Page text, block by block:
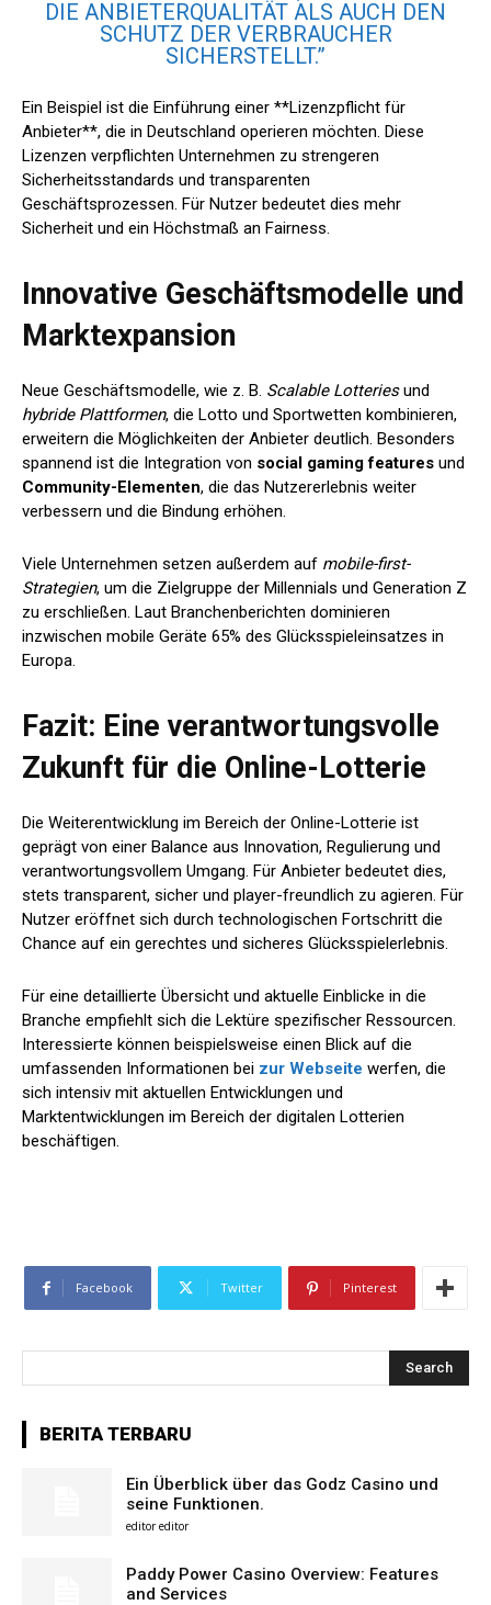
DIE ANBIETERQUALITÄT ALS AUCH DEN
SCHUTZ DER VERBRAUCHER
SICHERSTELLT.”
Ein Beispiel ist die Einführung einer **Lizenzpflicht für
Anbieter**, die in Deutschland operieren möchten. Diese
Lizenzen verpflichten Unternehmen zu strengeren
Sicherheitsstandards und transparenten
Geschäftsprozessen. Für Nutzer bedeutet dies mehr
Sicherheit und ein Höchstmaß an Fairness.
Innovative Geschäftsmodelle und
Marktexpansion
Neue Geschäftsmodelle, wie z. B. Scalable Lotteriesund
hybride Plattformen, die Lotto und Sportwetten kombinieren,
erweitern die Möglichkeiten der Anbieter deutlich. Besonders
spannend ist die Integration von social gaming features und
Community-Elementen, die das Nutzererlebnis weiter
verbessern und die Bindung erhöhen.
Viele Unternehmen setzen außerdem auf mobile-first-
Strategien, um die Zielgruppe der Millennials und Generation Z
zu erschließen. Laut Branchenberichten dominieren
inzwischen mobile Geräte 65% des Glücksspieleinsatzes in
Europa.
Fazit: Eine verantwortungsvolle
Zukunft für die Online-Lotterie
Die Weiterentwicklung im Bereich der Online-Lotterie ist
geprägt von einer Balance aus Innovation, Regulierung und
verantwortungsvollem Umgang. Für Anbieter bedeutet dies,
stets transparent, sicher und player-freundlich zu agieren. Für
Nutzer eröffnet sich durch technologischen Fortschritt die
Chance auf ein gerechtes und sicheres Glücksspielerlebnis.
Für eine detaillierte Übersicht und aktuelle Einblicke in die
Branche empfiehlt sich die Lektüre spezifischer Ressourcen.
Interessierte können beispielsweise einen Blick auf die
umfassenden Informationen bei zur Webseite werfen, die
sich intensiv mit aktuellen Entwicklungen und
Marktentwicklungen im Bereich der digitalen Lotterien
beschäftigen.
Facebook Twitter Pinterest
Search
BERITA TERBARU
Ein Überblick über das Godz Casino und
seine Funktionen.
editor editor
Paddy Power Casino Overview: Features
and Services